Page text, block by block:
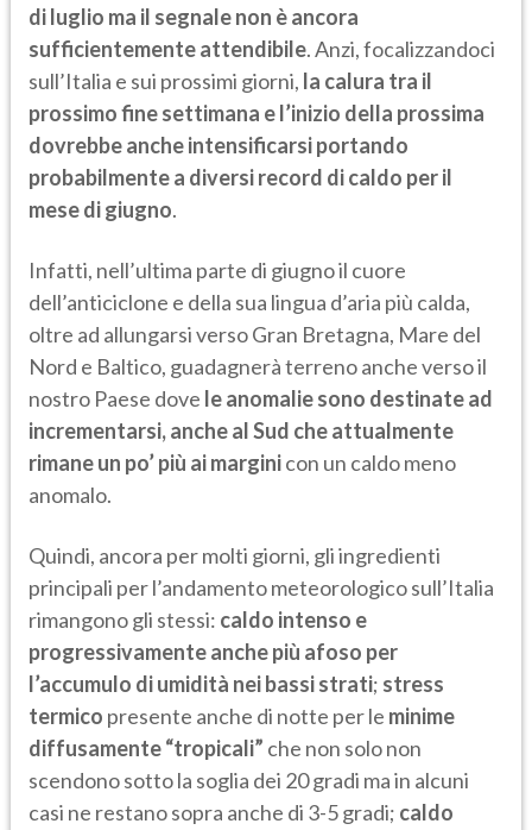
di luglio ma il segnale non è ancora
sufficientemente attendibile. Anzi, focalizzandoci
sull’Italia e sui prossimi giorni, la calura tra il
prossimo fine settimana e l’inizio della prossima
dovrebbe anche intensificarsi portando
probabilmente a diversi record di caldo per il
mese di giugno.
Infatti, nell’ultima parte di giugno il cuore
dell’anticiclone e della sua lingua d’aria più calda,
oltre ad allungarsi verso Gran Bretagna, Mare del
Nord e Baltico, guadagnerà terreno anche verso il
nostro Paese dove le anomalie sono destinate ad
incrementarsi, anche al Sud che attualmente
rimane un po’ più ai marginicon un caldo meno
anomalo.
Quindi, ancora per molti giorni, gli ingredienti
principali per l’andamento meteorologico sull’Italia
rimangono gli stessi: caldo intenso e
progressivamente anche più afoso per
l’accumulo di umidità nei bassi strati; stress
termico presente anche di notte per le minime
diffusamente “tropicali” che non solo non
scendono sotto la soglia dei 20 gradi ma in alcuni
casi ne restano sopra anche di 3-5 gradi; caldo